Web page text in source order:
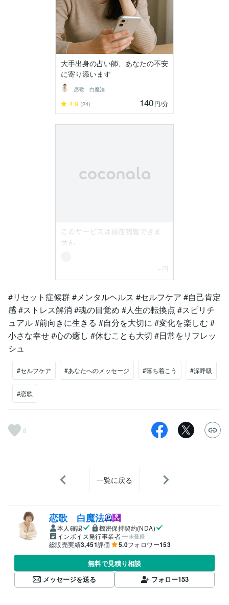
大手出身の占い師、あなたの不安
に寄り添います
恋歌 白魔法
4.9 (24) 140円/分
#リセット症候群 #メンタルヘルス #セルフケア #自己肯定
感 #ストレス解消 #魂の目覚め #人生の転換点 #スピリチ
ュアル #前向きに生きる #自分を大切に #変化を楽しむ #
小さな幸せ #心の癒し #休むことも大切 #日常をリフレッ
シュ
#セルフケア #あなたへのメッセージ #落ち着こう #深呼吸
#恋歌
8
一覧に戻る
恋歌 白魔法
本人確認
機密保持契約(NDA)
インボイス発行事業者
未登録
総販売実績3,451評価 5.0フォロワー153
無料で見積り相談
メッセージを送る
フォロー153